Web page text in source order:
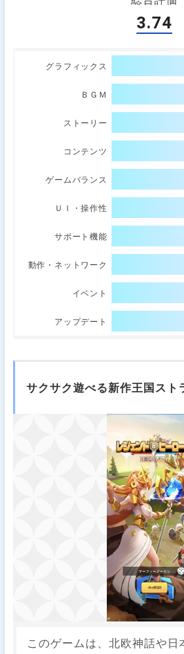
3.74
グラフィックス
ＢＧＭ
ストーリー
コンテンツ
ゲームバランス
ＵＩ・操作性
サポート機能
動作・ネットワーク
イベント
アップデート
サクサク遊べる新作王国スト
このゲームは、北欧神話や日